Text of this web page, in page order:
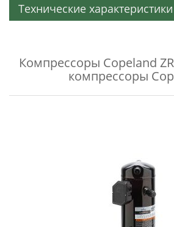
Технические характеристики
Компрессоры Copeland ZR
компрессоры